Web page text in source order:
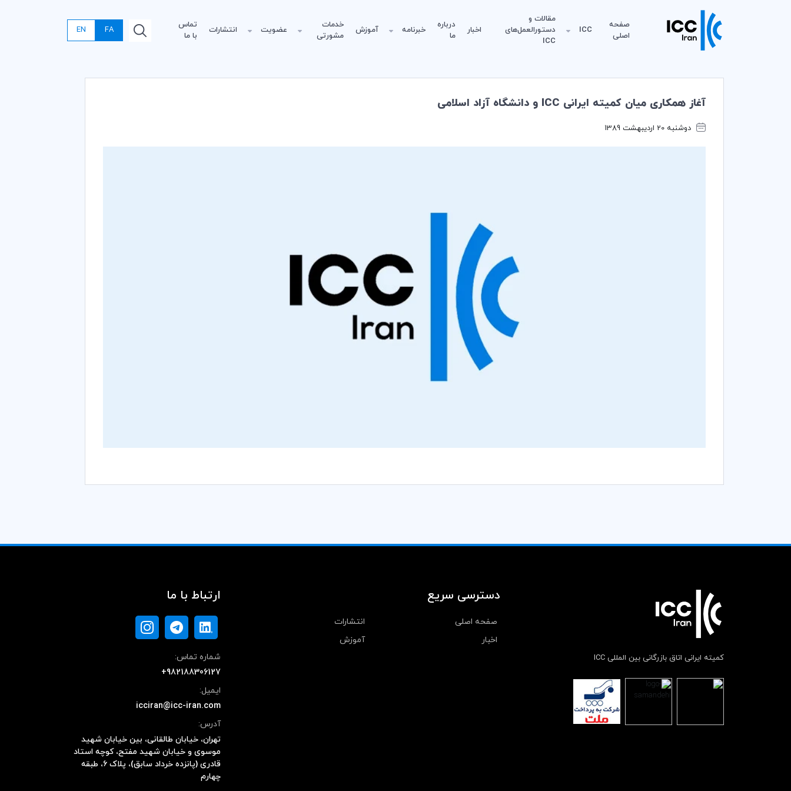
صفحه
اصلی
ICC
مقالات و
دستورالعمل‌های
ICC
اخبار
درباره
ما
خبرنامه آموزش
خدمات
مشورتی
عضویت انتشارات
تماس
با ما
FA
EN
آغاز همکاری میان کمیته ایرانی ICC و دانشگاه آزاد اسلامی
دوشنبه 20 اردیبهشت 1389
کمیته ایرانی اتاق بازرگانی بین المللی ICC
دسترسی سریع
صفحه اصلی
انتشارات
اخبار
آموزش
ارتباط با ما
شماره تماس:
+982188306127
ایمیل:
icciran@icc-iran.com
آدرس:
تهران، خیابان طالقانی، بین خیابان شهید
موسوی و خیابان شهید مفتح، کوچه استاد
قادری (پانزده خرداد سابق)، پلاک ۶، طبقه
چهارم